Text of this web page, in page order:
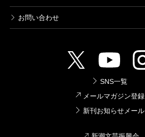
お問い合わせ
SNS一覧
メールマガジン登録
新刊お知らせメール